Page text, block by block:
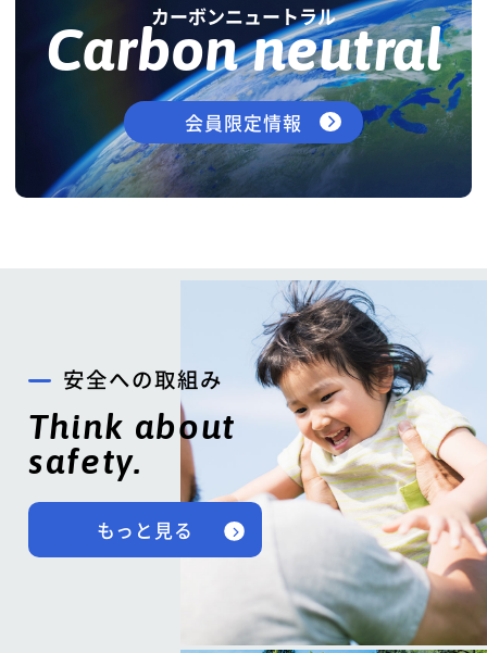
カーボンニュートラル
Carbon neutral
会員限定情報
安全への取組み
Think about
safety.
もっと見る